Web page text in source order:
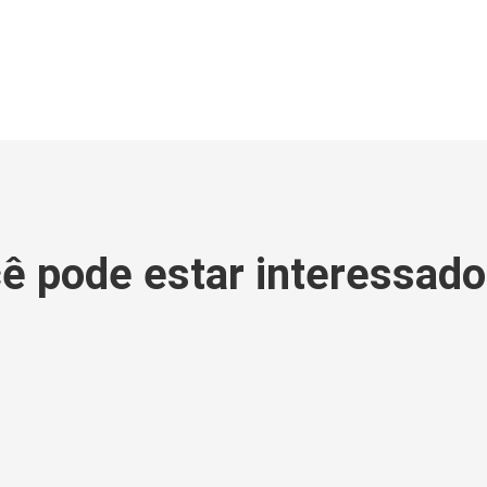
pode estar